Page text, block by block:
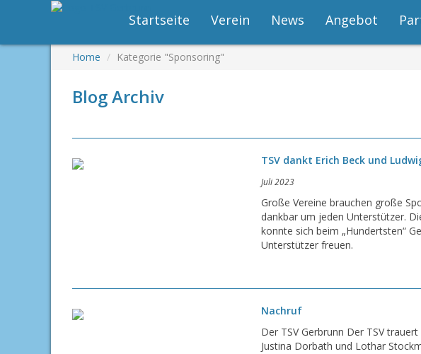
Startseite Verein News Angebot
Home Kategorie "Sponsoring"
Blog Archiv
TSV dankt Erich Beck und
Juli 2023
Große Vereine brauchen große
dankbar um jeden Unterstützer.
konnte sich beim „Hundertsten“
Unterstützer freuen.
Nachruf
Der TSV Gerbrunn Der TSV
Justina Dorbath und Lothar